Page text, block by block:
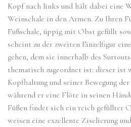
Kopf nach links und hält dabei eine
Weinschale in den Armen. Zu Ihren
Fußschale, üppig mit Obst gefüllt
scheint zu der zweiten Einzelfigur
gehen, dem sie innerhalb des
thematisch zugeordnet ist: dieser ist
Kopfhaltung und seiner Bewegung
während er eine Flöte in seinen
Füßen findet sich ein reich gefüllter
weisen eine exzellente Ziselierung